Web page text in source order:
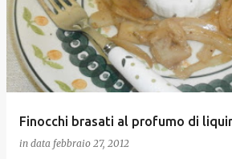
Finocchi brasati al profumo di
in data febbraio 27, 2012